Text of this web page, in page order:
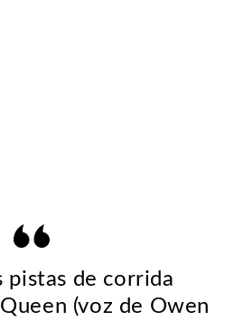
pistas de corrida
(voz de Owen